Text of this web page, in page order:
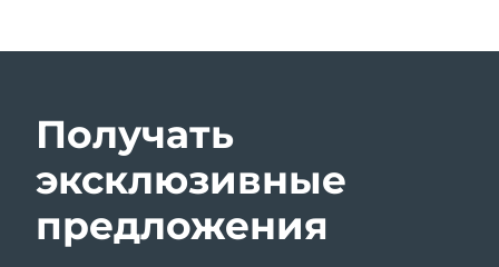
Получать
эксклюзивные
предложения